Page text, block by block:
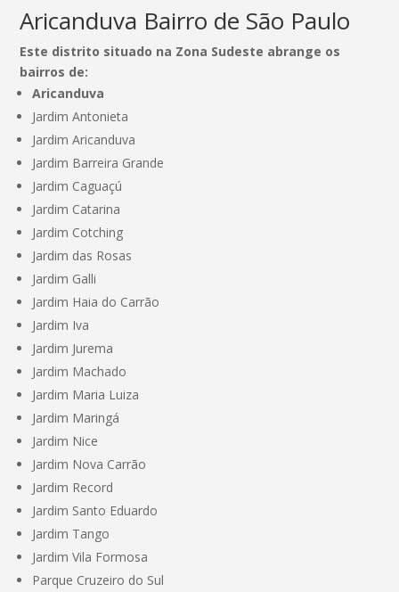
Aricanduva Bairro de São Paulo
Este distrito situado na Zona Sudeste abrange os
bairros de:
Aricanduva
Jardim Antonieta
Jardim Aricanduva
Jardim Barreira Grande
Jardim Caguaçú
Jardim Catarina
Jardim Cotching
Jardim das Rosas
Jardim Galli
Jardim Haia do Carrão
Jardim Iva
Jardim Jurema
Jardim Machado
Jardim Maria Luiza
Jardim Maringá
Jardim Nice
Jardim Nova Carrão
Jardim Record
Jardim Santo Eduardo
Jardim Tango
Jardim Vila Formosa
Parque Cruzeiro do Sul